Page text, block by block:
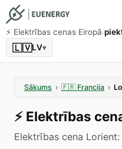
⚡️ Elektrības cenas Eiropā
🇱🇻LV▾
Sākums › 🇫🇷 Francija ›
⚡️ Elektrības
Elektrības cena